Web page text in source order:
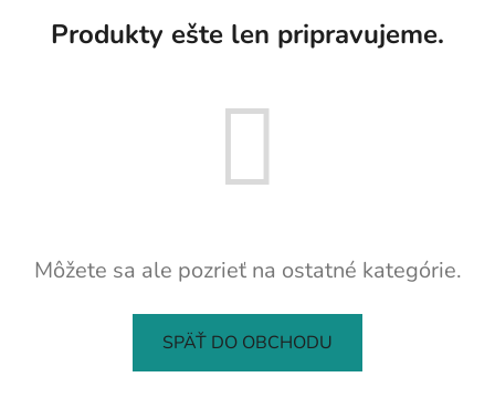
Produkty ešte len pripravujeme.
Môžete sa ale pozrieť na ostatné kategórie.
SPÄŤ DO OBCHODU